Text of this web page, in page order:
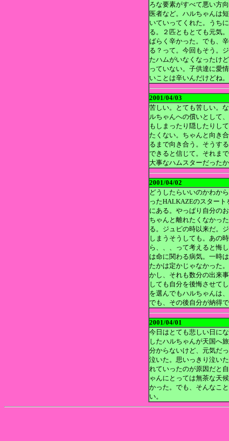
ろな要素がすべて悪い方
医者など。ハルちゃんは
いていってくれた。うち
る。２匹ともとても元気
ばらく辛かった。でも、
る？って。今回もそう。
たハムがいなくなったけ
っていない。子供達に愛
いことは辛いんだけどね。
2001/04/03
苦しい。とても苦しい。
ルちゃんへの償いとして
もしまったり隠したりし
たくない。ちゃんと向き
るまで向き合う。そうす
できると信じて。それま
大事なハムスターだった
2001/04/02
どうしたらいいのかわか
ったHALKAZEのスター
にある。やっぱり自分の
ちゃんと離れたくなかっ
る。ジュピの時以来だ。
しまうそうしても。あの
ら、、、って考えると悔
は命に関わる病気。一時
たかは定かじゃなかった
かし、それも数分の出来
しても自分を後悔させて
を選んでもハルちゃんは
でも、その後自分が納得
2001/04/01
今日はとても悲しい日に
したハルちゃんが天国へ
分からないけど、元気だ
泣いた。思いっきり泣い
れていったのが原因だと
ゃんにとっては無茶な天
かった。でも、そんなこ
い。